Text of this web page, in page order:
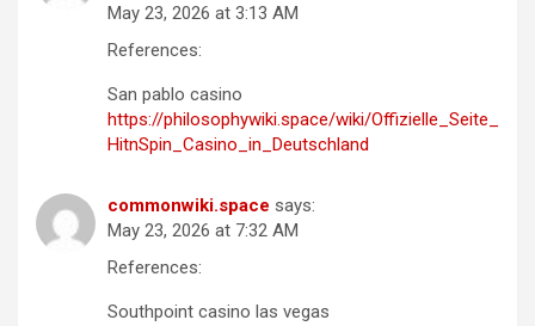
May 23, 2026 at 3:13 AM
References:
San pablo casino
https://philosophywiki.space/wiki/Offizielle_Seite_
HitnSpin_Casino_in_Deutschland
commonwiki.space says:
May 23, 2026 at 7:32 AM
References:
Southpoint casino las vegas